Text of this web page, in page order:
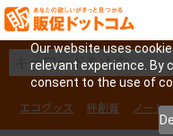
Our website uses
relevant experience. By
consent to the use of
エコグッズ 絆創膏 ノート